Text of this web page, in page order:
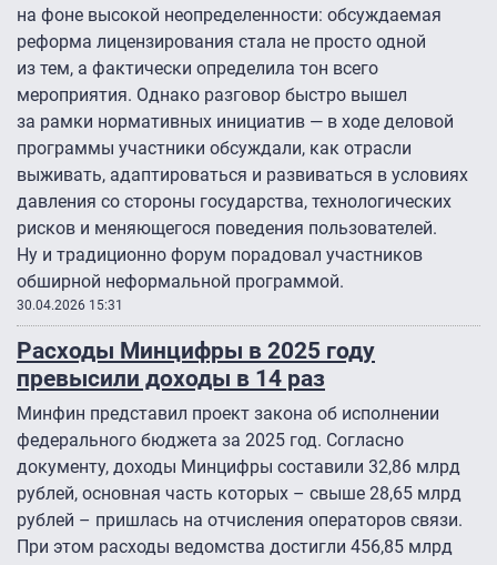
на фоне высокой неопределенности: обсуждаемая
реформа лицензирования стала не просто одной
из тем, а фактически определила тон всего
мероприятия. Однако разговор быстро вышел
за рамки нормативных инициатив — в ходе деловой
программы участники обсуждали, как отрасли
выживать, адаптироваться и развиваться в условиях
давления со стороны государства, технологических
рисков и меняющегося поведения пользователей.
Ну и традиционно форум порадовал участников
обширной неформальной программой.
30.04.2026 15:31
Расходы Минцифры в 2025 году
превысили доходы в 14 раз
Минфин представил проект закона об исполнении
федерального бюджета за 2025 год. Согласно
документу, доходы Минцифры составили 32,86 млрд
рублей, основная часть которых – свыше 28,65 млрд
рублей – пришлась на отчисления операторов связи.
При этом расходы ведомства достигли 456,85 млрд